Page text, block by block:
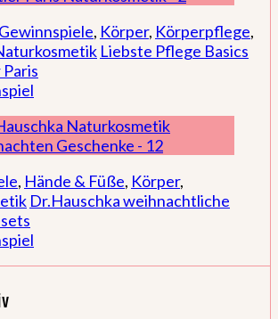
Gewinnspiele, Körper, Körperpflege,
Liebste Pflege Basics
, Hände & Füße, Körper,
Dr.Hauschka weihnachtliche